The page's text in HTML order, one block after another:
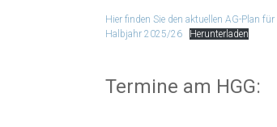
Hier finden Sie den aktuellen AG-Plan
Halbjahr 2025/26
Herunterladen
Termine am HGG: